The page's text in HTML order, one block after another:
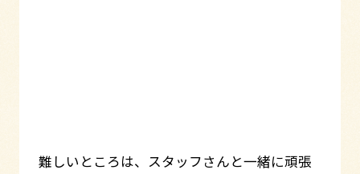
難しいところは、スタッフさんと一緒に頑張